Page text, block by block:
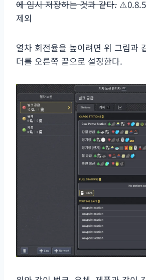
에 임시 저장하는 것과 같다. ⚠️0.8.5
제외
열차 회전율을 높이려면 위 그림과
더를 오른쪽 끝으로 설정한다.